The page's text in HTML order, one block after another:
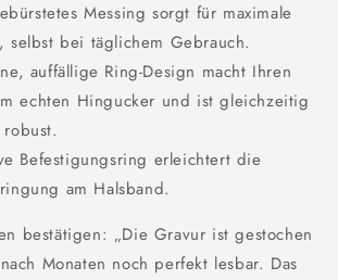
Messing sorgt für maximale
selbst bei täglichem Gebrauch.
auffällige Ring-Design macht Ihren
echten Hingucker und ist gleichzeitig
Befestigungsring erleichtert die
am Halsband.
bestätigen: „Die Gravur ist gestochen
Monaten noch perfekt lesbar. Das